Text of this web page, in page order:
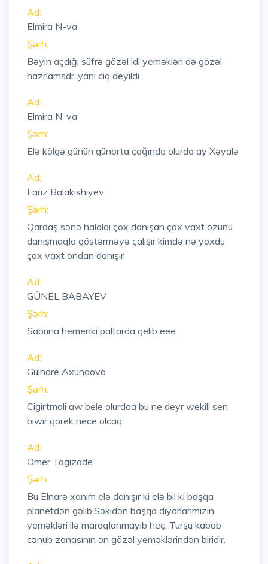
Ad:
Elmira N-va
Şərh:
Bəyin açdığı süfrə gözəl idi yeməkləri də gözəl
hazrlamsdr .yanı ciq deyildi .
Ad:
Elmira N-va
Şərh:
Elə kölgə günün günorta çağında olurda ay Xəyalə
Ad:
Fariz Balakishiyev
Şərh:
Qardaş sənə halaldı çox danışan çox vaxt özünü
danışmaqla göstərməyə çalışır kimdə nə yoxdu
çox vaxt ondan danışır
Ad:
GÛNEL BABAYEV
Şərh:
Sabrina hemenki paltarda gelib eee
Ad:
Gulnare Axundova
Şərh:
Cigirtmali aw bele olurdaa bu ne deyr wekili sen
biwir gorek nece olcaq
Ad:
Omer Tagizade
Şərh:
Bu Elnarə xanım elə danışır ki elə bil ki başqa
planetdən gəlib.Səkidən başqa diyarlarimizin
yeməkləri ilə maraqlanmayıb heç. Turşu kabab
cənub zonasının ən gözəl yeməklərindən biridir.